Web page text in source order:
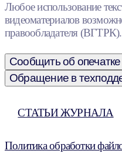
Любое использование
видеоматериалов
правообладателя (ВГТРК).
Сообщить об опечатке
Обращение в
СТАТЬИ ЖУРНАЛА
Политика обработки